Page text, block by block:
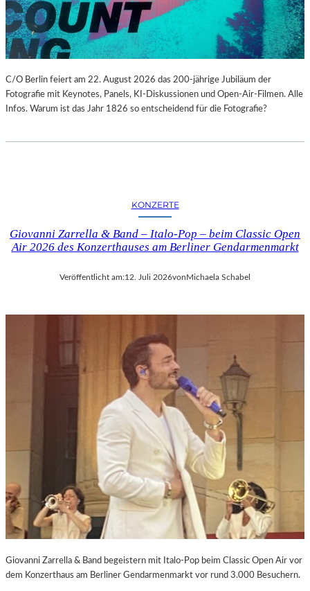
C/O Berlin feiert am 22. August 2026 das 200-jährige Jubiläum der
Fotografie mit Keynotes, Panels, KI-Diskussionen und Open-Air-Filmen. Alle
Infos. Warum ist das Jahr 1826 so entscheidend für die Fotografie?
KONZERTE
Giovanni Zarrella & Band – Italo-Pop – beim Classic Open
Air 2026 des Konzerthauses am Berliner Gendarmenmarkt
Veröffentlicht am:12. Juli 2026von Michaela Schabel
Giovanni Zarrella & Band begeistern mit Italo-Pop beim Classic Open Air vor
dem Konzerthaus am Berliner Gendarmenmarkt vor rund 3.000 Besuchern.